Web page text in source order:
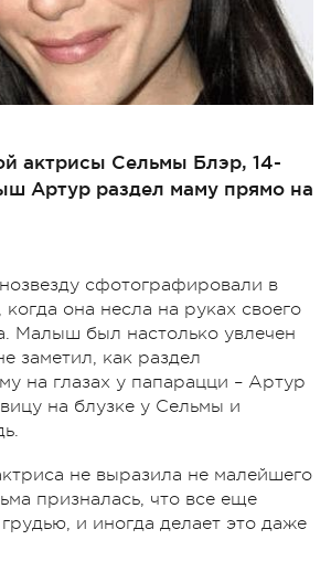
актрисы Сельмы Блэр, 14-
Артур раздел маму прямо на
сфотографировали в
она несла на руках своего
Малыш был настолько увлечен
заметил, как раздел
на глазах у папарацци – Артур
на блузке у Сельмы и
не выразила не малейшего
призналась, что все еще
и иногда делает это даже